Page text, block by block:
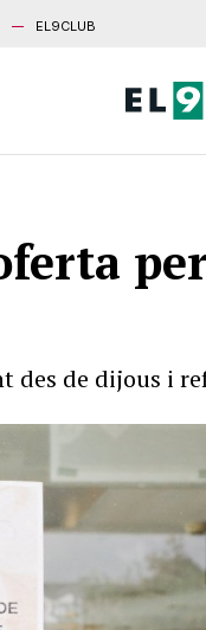
EL9CLUB
des de dijous i